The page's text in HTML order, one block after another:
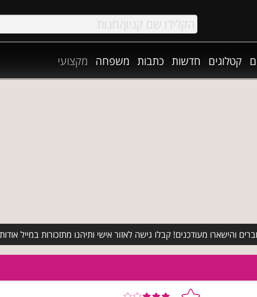
קטלוגים חדשות כתבות משפחה מקצועי
והישארו מעודכנים! קבלו גישה לאזור אישי ותיהנו מתזכורות במייל